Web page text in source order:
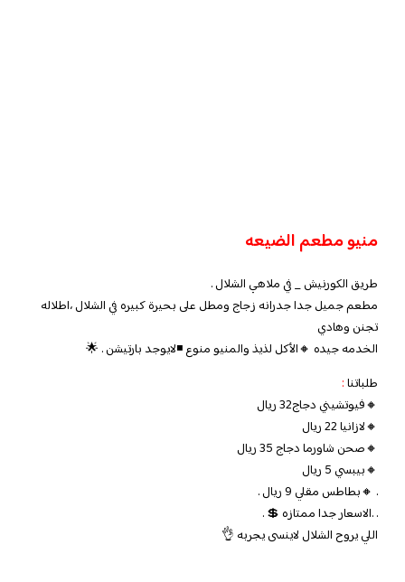
منيو مطعم الضيعه
طريق الكورنيش _ في ملاهي الشلال .
مطعم جميل جدا جدرانه زجاج ومطل على بحيرة كبيره في الشلال ،اطلاله
تجنن وهادي
الخدمه جيده 🔸الأكل لذيذ والمنيو منوع ◾لايوجد بارتيشن . 🌟
طلباتنا:
🔸فيوتشيني دجاج32 ريال
🔸لازانيا 22 ريال
🔸صحن شاورما دجاج 35 ريال
🔸بيبسي 5 ريال
. 🔸بطاطس مقلي 9 ريال .
. .الاسعار جدا ممتازه 💲 .
اللي يروح الشلال لاينسى يجربه 👌